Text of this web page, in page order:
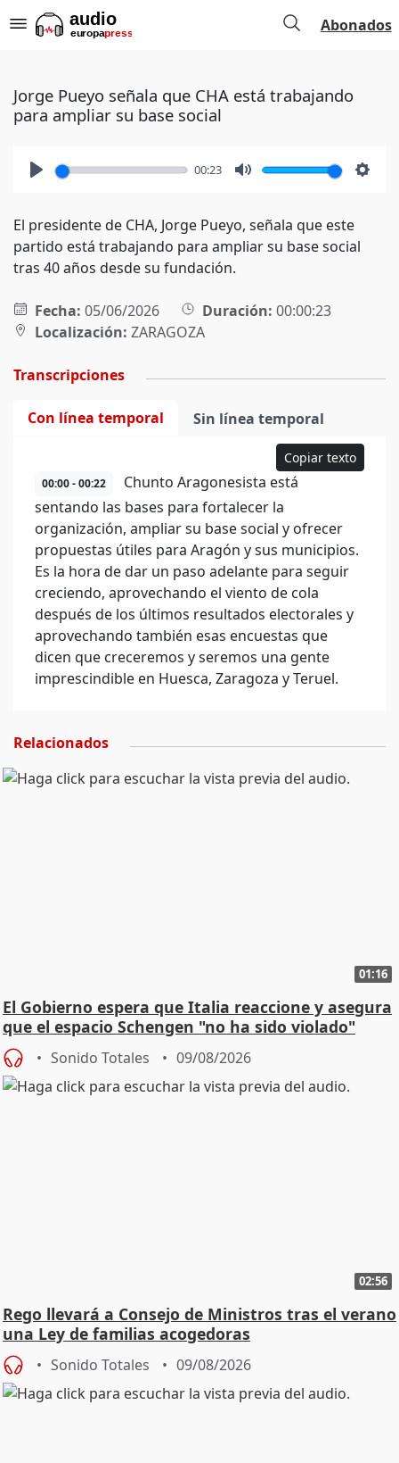
Abonados
Jorge Pueyo señala que CHA está trabajando
para ampliar su base social
00:23
El presidente de CHA, Jorge Pueyo, señala que este
partido está trabajando para ampliar su base social
tras 40 años desde su fundación.
Fecha: 05/06/2026 Duración: 00:00:23
Localización: ZARAGOZA
Transcripciones
Con línea temporal Sin línea temporal
Copiar texto
00:00 - 00:22
Chunto Aragonesista está
sentando las bases para fortalecer la
organización, ampliar su base social y ofrecer
propuestas útiles para Aragón y sus municipios.
Es la hora de dar un paso adelante para seguir
creciendo, aprovechando el viento de cola
después de los últimos resultados electorales y
aprovechando también esas encuestas que
dicen que creceremos y seremos una gente
imprescindible en Huesca, Zaragoza y Teruel.
Relacionados
01:16
El Gobierno espera que Italia reaccione y asegura
que el espacio Schengen "no ha sido violado"
Sonido Totales 09/08/2026
02:56
Rego llevará a Consejo de Ministros tras el verano
una Ley de familias acogedoras
Sonido Totales 09/08/2026